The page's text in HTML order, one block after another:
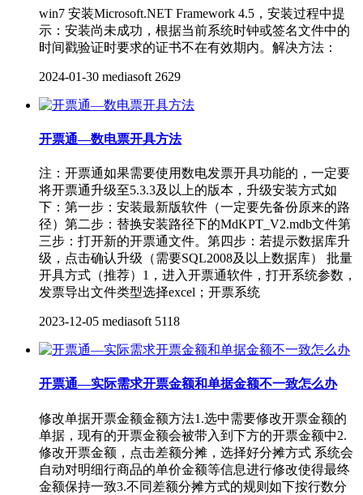
win7 安装Microsoft.NET Framework 4.5，安装过程中提
示：安装尚未成功，根据当前系统时钟或签名文件中的
时间戳验证时要求的证书不在有效期内。解决方法：
2024-01-30 mediasoft 2629
开票通—数电票开具方法
注：开票通如果需要使用数电发票开具功能的，一定要
将开票通升级至5.3.3及以上的版本，升级安装方式如
下：第一步：安装最新版软件（一定要先备份原来的路
径）第二步：替换安装路径下的MdKPT_V2.mdb文件第
三步：打开新的开票通文件。第四步：若提示数据库升
级，点击确认升级（需要SQL2008及以上数据库） 批量
开具方式（推荐）1，进入开票通软件，打开系统参数，
发票导出文件类型选择excel；开票系统
2023-12-05 mediasoft 5118
开票通—实际需求开票金额和单据金额不一致怎么办
修改单据开票金额金额方法1.选中需要修改开票金额的
单据，现有的开票金额会被带入到下方的开票金额中2.
修改开票金额，点击差额分摊，选择好分摊方式 系统会
自动对明细行商品的单价金额等信息进行修改使得最终
金额保持一致3.不同差额分摊方式的规则如下按行数分